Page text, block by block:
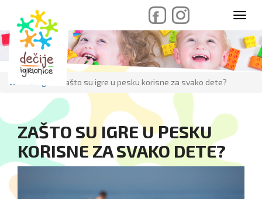
content
Zašto su igre u pesku korisne za svako dete?
ZAŠTO SU IGRE U PESKU
KORISNE ZA SVAKO DETE?